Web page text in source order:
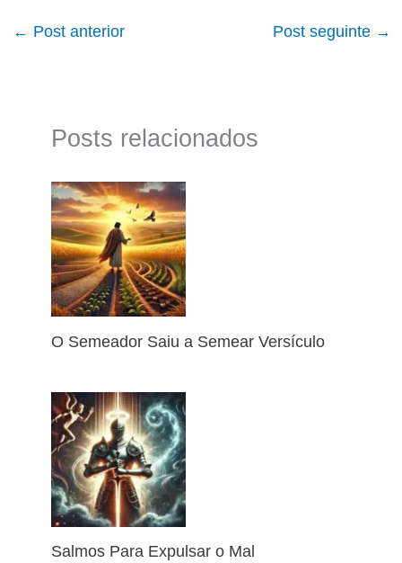
← Post anterior Post seguinte →
Posts relacionados
O Semeador Saiu a Semear Versículo
Salmos Para Expulsar o Mal